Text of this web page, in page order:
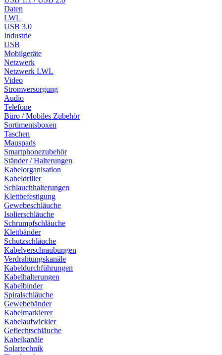
Daten
LWL
USB 3.0
Industrie
USB
Mobilgeräte
Netzwerk
Netzwerk LWL
Video
Stromversorgung
Audio
Telefone
Büro / Mobiles Zubehör
Sortimentsboxen
Taschen
Mauspads
Smartphonezubehör
Ständer / Halterungen
Kabelorganisation
Kabeldriller
Schlauchhalterungen
Klettbefestigung
Gewebeschläuche
Isolierschläuche
Schrumpfschläuche
Klettbänder
Schutzschläuche
Kabelverschraubungen
Verdrahtungskanäle
Kabeldurchführungen
Kabelhalterungen
Kabelbinder
Spiralschläuche
Gewebebänder
Kabelmarkierer
Kabelaufwickler
Geflechtschläuche
Kabelkanäle
Solartechnik